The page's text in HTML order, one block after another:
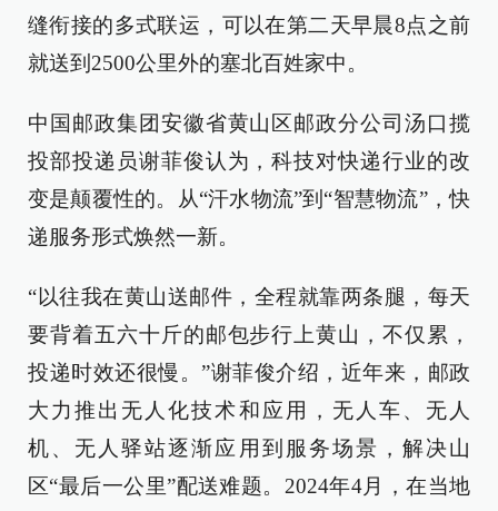
缝衔接的多式联运，可以在第二天早晨8点之前
就送到2500公里外的塞北百姓家中。
中国邮政集团安徽省黄山区邮政分公司汤口揽
投部投递员谢菲俊认为，科技对快递行业的改
变是颠覆性的。从“汗水物流”到“智慧物流”，快
递服务形式焕然一新。
“以往我在黄山送邮件，全程就靠两条腿，每天
要背着五六十斤的邮包步行上黄山，不仅累，
投递时效还很慢。”谢菲俊介绍，近年来，邮政
大力推出无人化技术和应用，无人车、无人
机、无人驿站逐渐应用到服务场景，解决山
区“最后一公里”配送难题。2024年4月，在当地